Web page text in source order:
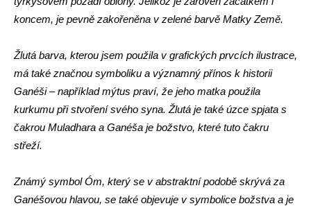
koncem, je pevně zakořeněna v zelené barvě Matky Země.
Žlutá barva, kterou jsem použila v grafických prvcích ilustrace,
má také značnou symboliku a významný přínos k historii
Ganéši – například mýtus praví, že jeho matka použila
kurkumu při stvoření svého syna. Žlutá je také úzce spjata s
čakrou Muladhara a Ganéša je božstvo, které tuto čakru
střeží.
Známý symbol Óm, který se v abstraktní podobě skrývá za
Ganéšovou hlavou, se také objevuje v symbolice božstva a je